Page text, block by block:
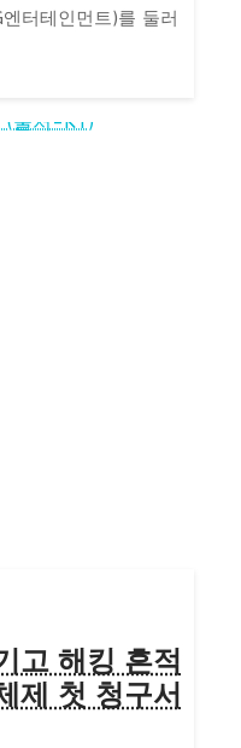
터테인먼트)를 둘러
고 해킹 흔적
제 첫 청구서